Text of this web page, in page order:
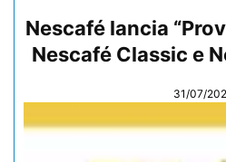
Nescafé lancia
Nescafé Classic e
31/07/